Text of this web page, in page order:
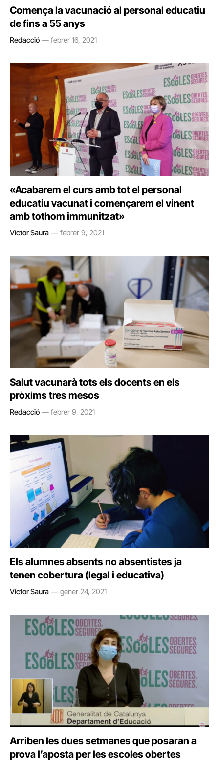
Comença la vacunació al personal educatiu
de fins a 55 anys
Redacció febrer 16, 2021
«Acabarem el curs amb tot el personal
educatiu vacunat i començarem el vinent
amb tothom immunitzat»
Víctor Saura febrer 9, 2021
Salut vacunarà tots els docents en els
pròxims tres mesos
Redacció febrer 9, 2021
Els alumnes absents no absentistes ja
tenen cobertura (legal i educativa)
Víctor Saura gener 24, 2021
Arriben les dues setmanes que posaran a
prova l’aposta per les escoles obertes